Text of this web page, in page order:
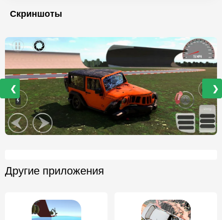
Скриншоты
❮ ❯
Другие приложения